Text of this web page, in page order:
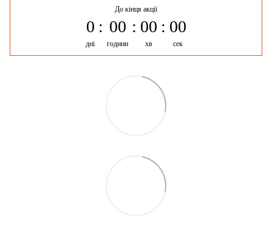
До кінця акції
0
дні
00
години
00
хв
00
сек